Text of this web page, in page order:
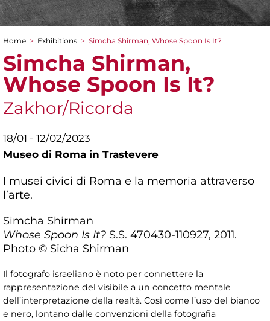
You are here
Home > Exhibitions > Simcha Shirman, Whose Spoon Is It?
Simcha Shirman,
Whose Spoon Is It?
Zakhor/Ricorda
18/01 - 12/02/2023
Museo di Roma in Trastevere
I musei civici di Roma e la memoria attraverso
l’arte.
Simcha Shirman
Whose Spoon Is It? S.S. 470430-110927, 2011.
Photo © Sicha Shirman
Il fotografo israeliano è noto per connettere la
rappresentazione del visibile a un concetto mentale
dell’interpretazione della realtà. Così come l’uso del bianco
e nero, lontano dalle convenzioni della fotografia